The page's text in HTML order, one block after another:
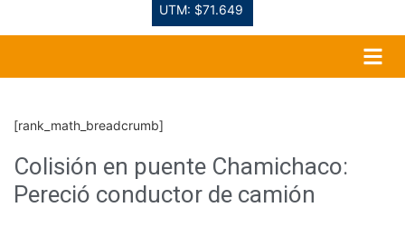
UTM: $71.649
[rank_math_breadcrumb]
Colisión en puente Chamichaco:
Pereció conductor de camión